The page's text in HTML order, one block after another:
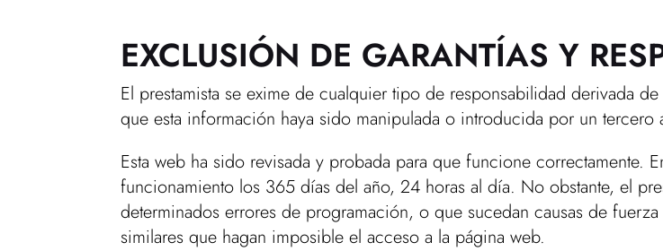
EXCLUSIÓN DE GARANTÍAS Y
El prestamista se exime de cualquier tipo de responsabilidad derivada
que esta información haya sido manipulada o introducida por un tercero
Esta web ha sido revisada y probada para que funcione correctamente.
funcionamiento los 365 días del año, 24 horas al día. No obstante, el
determinados errores de programación, o que sucedan causas de
similares que hagan imposible el acceso a la página web.